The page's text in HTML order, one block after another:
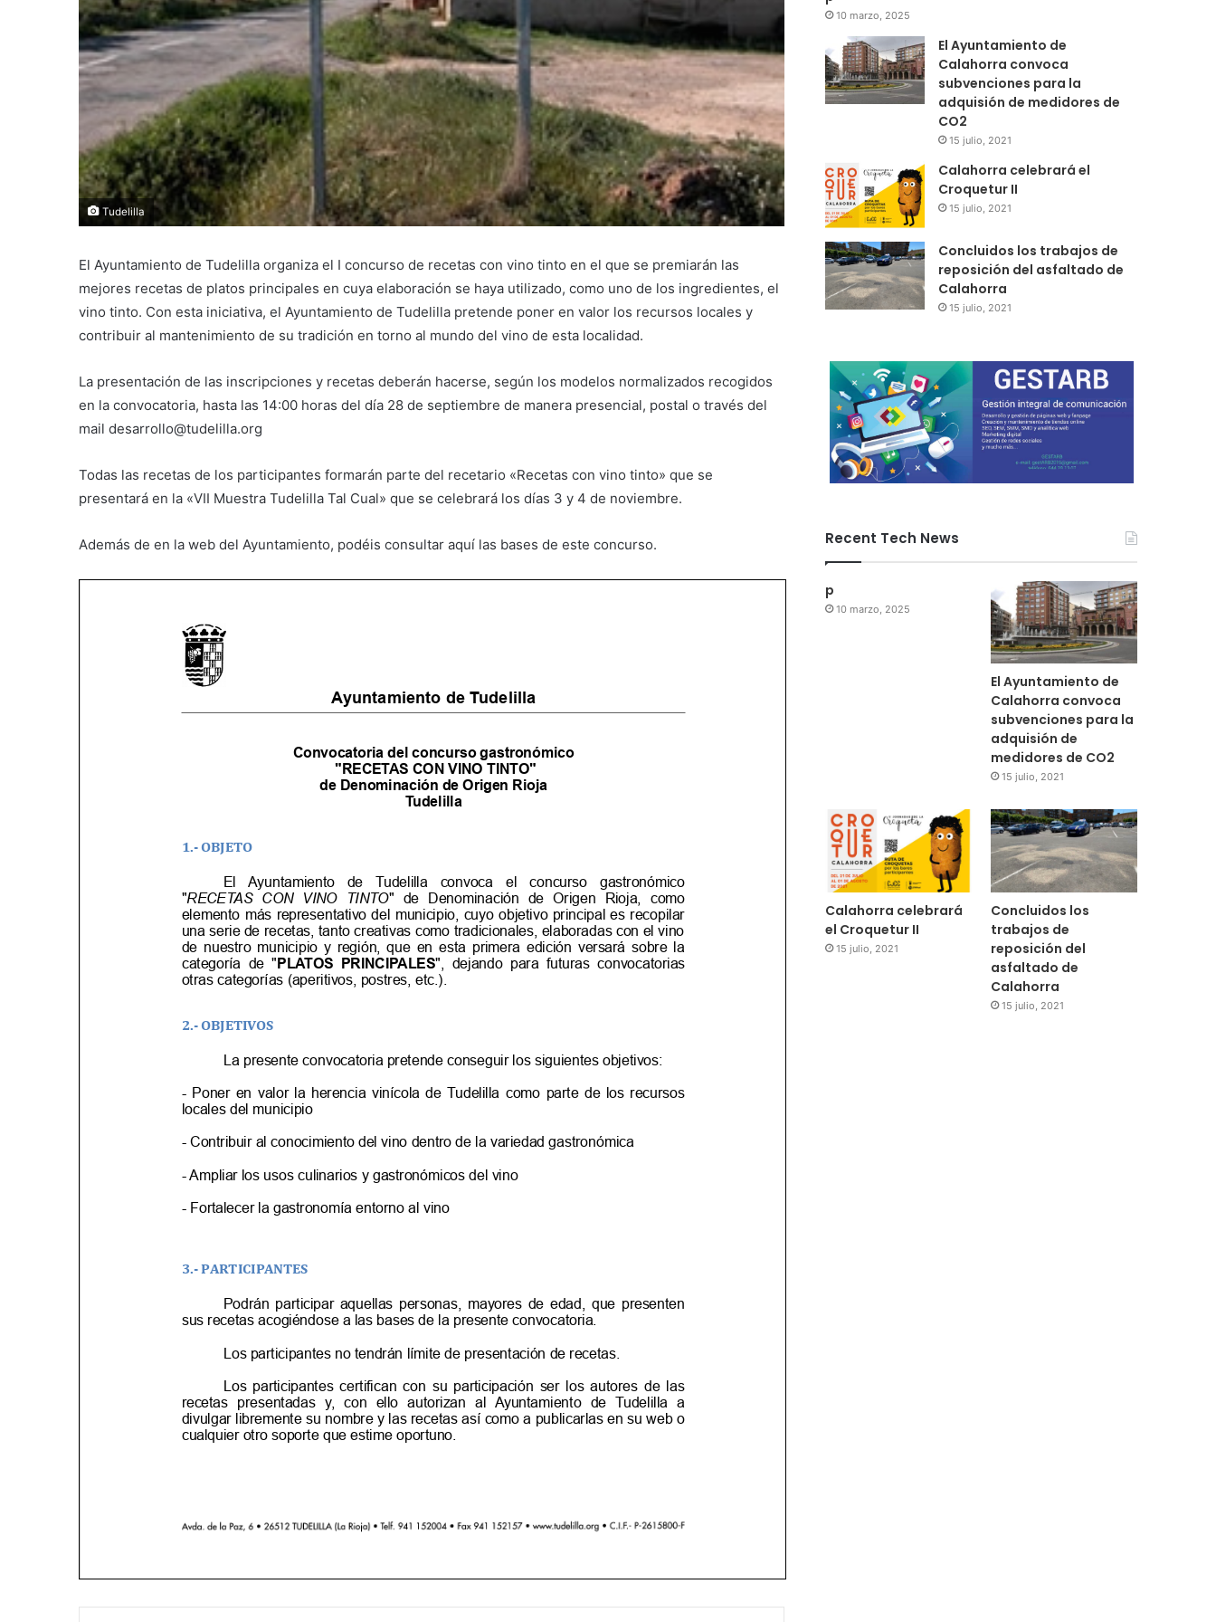
Tudelilla
El Ayuntamiento de Tudelilla organiza el I concurso de recetas con vino tinto en el que se premiarán las
mejores recetas de platos principales en cuya elaboración se haya utilizado, como uno de los ingredientes, el
vino tinto. Con esta iniciativa, el Ayuntamiento de Tudelilla pretende poner en valor los recursos locales y
contribuir al mantenimiento de su tradición en torno al mundo del vino de esta localidad.
​La presentación de las inscripciones y recetas deberán hacerse, según los modelos normalizados recogidos
en la convocatoria, hasta las 14:00 horas del día 28 de septiembre de manera presencial, postal o través del
mail desarrollo@tudelilla.org
​Todas las recetas de los participantes formarán parte del recetario «Recetas con vino tinto» que se
presentará en la «VII Muestra Tudelilla Tal Cual» que se celebrará los días 3 y 4 de noviembre.
​Además de en la web del Ayuntamiento, podéis consultar aquí las bases de este concurso.
10 marzo, 2025
El Ayuntamiento de
Calahorra convoca
subvenciones para la
adquisión de medidores de
CO2
15 julio, 2021
Calahorra celebrará el
Croquetur II
15 julio, 2021
Concluidos los trabajos de
reposición del asfaltado de
Calahorra
15 julio, 2021
Recent Tech News
p
10 marzo, 2025
El Ayuntamiento de
Calahorra convoca
subvenciones para la
adquisión de
medidores de CO2
15 julio, 2021
Calahorra celebrará
el Croquetur II
15 julio, 2021
Concluidos los
trabajos de
reposición del
asfaltado de
Calahorra
15 julio, 2021